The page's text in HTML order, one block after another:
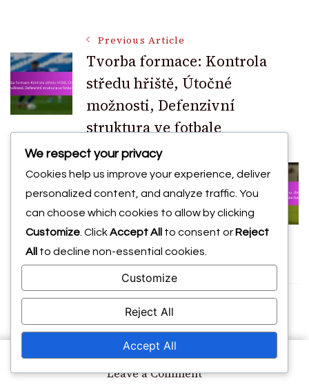
Leave a Commenton
Post
Navigation
Previous Article
Tvorba formace: Kontrola
středu hřiště, Útočné
možnosti, Defenzivní
struktura ve fotbale
Next Article
4-1-4-1 Formace: Defenzivní
rovnováha, Útočná podpora,
Pozicování hráčů v
ofenzivním fotbale
You may also like
We respect your privacy
Cookies help us improve your experience, deliver
personalized content, and analyze traffic. You
can choose which cookies to allow by clicking
Customize . ClickAccept All to consent or Reject
All
to decline non-essential cookies.
Customize
Reject All
Accept All